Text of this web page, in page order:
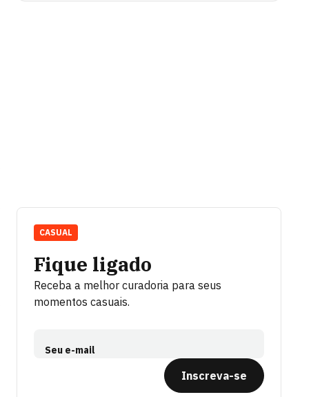
Fique ligado
Receba a melhor curadoria para seus
momentos casuais.
Seu e-mail
Inscreva-se
CASUAL